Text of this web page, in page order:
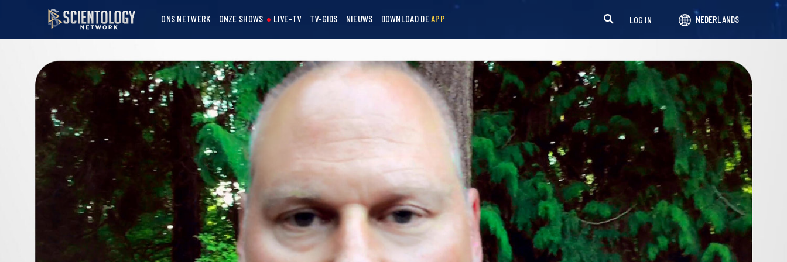
ONS NETWERK ONZE SHOWS LIVE-TV TV-GIDS NIEUWS DOWNLOAD DEAPP LOG IN NEDERLANDS